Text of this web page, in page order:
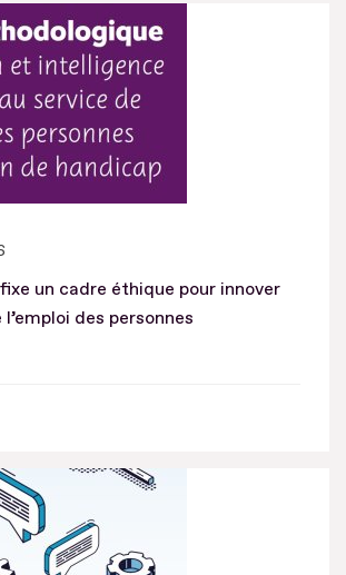
fixe un cadre éthique pour innover
des personnes